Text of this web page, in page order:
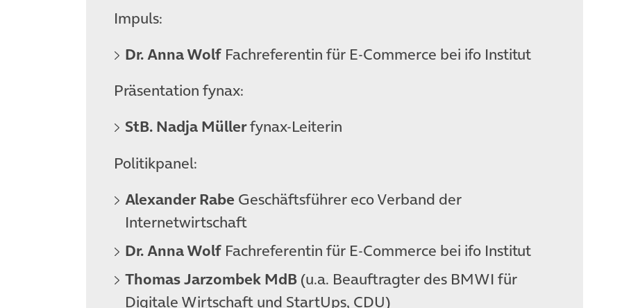
Impuls:
Dr. Anna Wolf Fachreferentin für E-Commerce bei ifo Institut
Präsentation fynax:
StB. Nadja Müllerfynax-Leiterin
Politikpanel:
Alexander Rabe Geschäftsführer eco Verband der
Internetwirtschaft
Dr. Anna Wolf Fachreferentin für E-Commerce bei ifo Institut
Thomas Jarzombek MdB (u.a. Beauftragter des BMWI für
Digitale Wirtschaft und StartUps, CDU)